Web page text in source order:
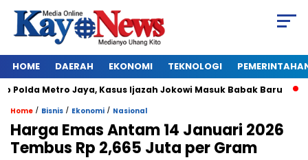
HOME DAERAH EKONOMI TEKNOLOGI
Metro Jaya, Kasus Ijazah Jokowi Masuk Babak Baru
Home / Bisnis / Ekonomi / Nasional
Harga Emas Antam 14 Januari 2026
Tembus Rp 2,665 Juta per Gram